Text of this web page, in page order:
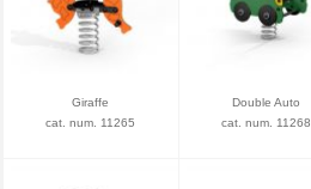
Giraffe
cat. num. 11265
Double Auto
cat. num. 11268